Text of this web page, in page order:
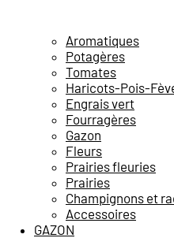
Aromatiques
Potagères
Tomates
Haricots-Pois-
Engrais vert
Fourragères
Gazon
Fleurs
Prairies fleuries
Prairies
Champignons et
Accessoires
GAZON